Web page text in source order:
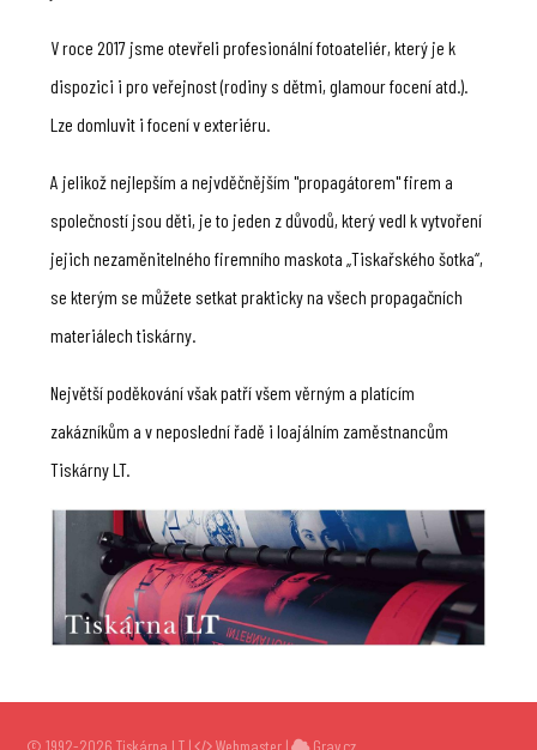
V roce 2017 jsme otevřeli profesionální fotoateliér, který je k
dispozici i pro veřejnost (rodiny s dětmi, glamour focení atd.).
Lze domluvit i focení v exteriéru.
A jelikož nejlepším a nejvděčnějším "propagátorem" firem a
společností jsou děti, je to jeden z důvodů, který vedl k vytvoření
jejich nezaměnitelného firemního maskota „Tiskařského šotka“,
se kterým se můžete setkat prakticky na všech propagačních
materiálech tiskárny.
Největší poděkování však patří všem věrným a platícím
zakázníkům a v neposlední řadě i loajálním zaměstnancům
Tiskárny LT.
© 1992-2026 Tiskárna LT | Webmaster | Grav.cz